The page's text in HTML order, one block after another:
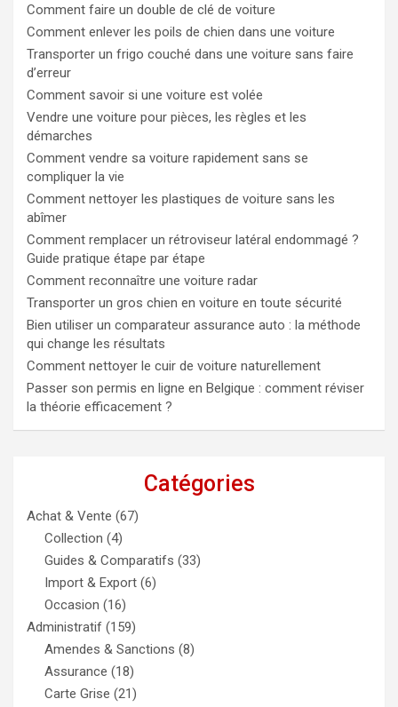
Comment faire un double de clé de voiture
Comment enlever les poils de chien dans une voiture
Transporter un frigo couché dans une voiture sans faire
d’erreur
Comment savoir si une voiture est volée
Vendre une voiture pour pièces, les règles et les
démarches
Comment vendre sa voiture rapidement sans se
compliquer la vie
Comment nettoyer les plastiques de voiture sans les
abîmer
Comment remplacer un rétroviseur latéral endommagé ?
Guide pratique étape par étape
Comment reconnaître une voiture radar
Transporter un gros chien en voiture en toute sécurité
Bien utiliser un comparateur assurance auto : la méthode
qui change les résultats
Comment nettoyer le cuir de voiture naturellement
Passer son permis en ligne en Belgique : comment réviser
la théorie efficacement ?
Catégories
Achat & Vente (67)
Collection (4)
Guides & Comparatifs (33)
Import & Export (6)
Occasion (16)
Administratif (159)
Amendes & Sanctions (8)
Assurance (18)
Carte Grise (21)